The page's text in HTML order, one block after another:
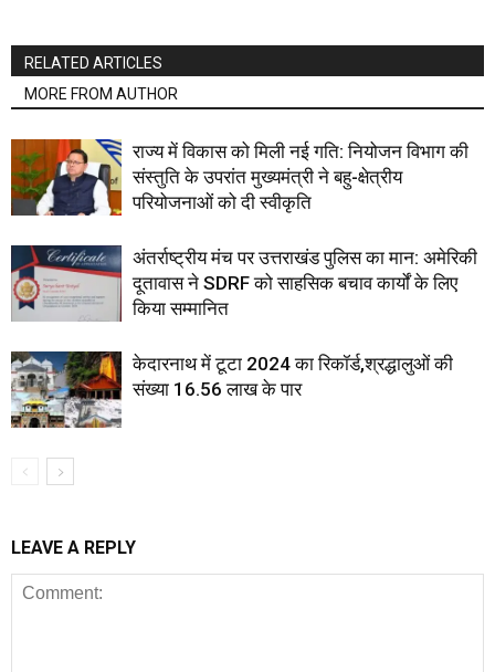
RELATED ARTICLES
MORE FROM AUTHOR
राज्य में विकास को मिली नई गति: नियोजन विभाग की
संस्तुति के उपरांत मुख्यमंत्री ने बहु-क्षेत्रीय
परियोजनाओं को दी स्वीकृति
अंतर्राष्ट्रीय मंच पर उत्तराखंड पुलिस का मान: अमेरिकी
दूतावास ने SDRF को साहसिक बचाव कार्यों के लिए
किया सम्मानित
केदारनाथ में टूटा 2024 का रिकॉर्ड,श्रद्धालुओं की
संख्या 16.56 लाख के पार
LEAVE A REPLY